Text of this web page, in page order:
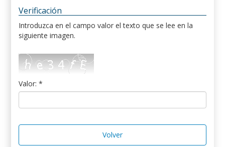
Verificación
Introduzca en el campo valor el texto que se lee en la
siguiente imagen.
Valor: *
Volver